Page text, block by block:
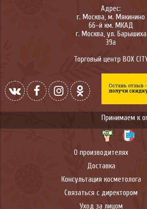
Адрес:
г. Москва, м. Мякинино
66-й км. МКАД
г. Москва, ул. Барышиха
39а
Торговый центр BOX
О производителях
Доставка
Консультация косметолога
Связаться с директором
Уход за лицом
Принимаем к